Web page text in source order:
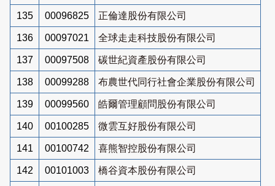
135 00096825 正倫達股份有限公司
136 00097021 全球走走科技股份有限公司
137 00097508 碳世紀資產股份有限公司
138 00099288 布農世代同行社會企業股份有限公司
139 00099560 皓爾管理顧問股份有限公司
140 00100285 微雲互好股份有限公司
141 00100742 喜熊智控股份有限公司
142 00101003 橋谷資本股份有限公司